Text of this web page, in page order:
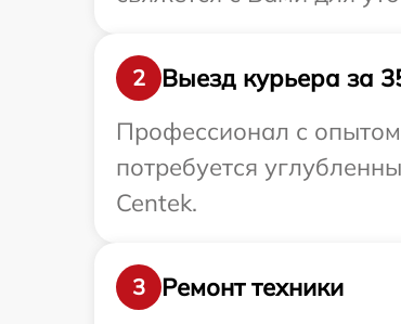
2
Выезд курьера за
Профессионал с
потребуется
Centek.
3
Ремонт техники